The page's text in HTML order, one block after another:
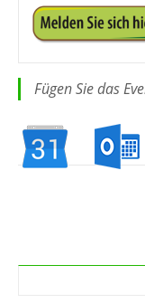
Fügen Sie das